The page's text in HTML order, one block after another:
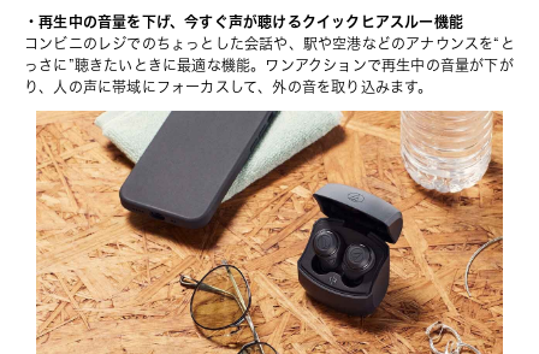
・再生中の音量を下げ、今すぐ声が聴けるクイックヒアスルー機能
コンビニのレジでのちょっとした会話や、駅や空港などのアナウンスを“と
っさに”聴きたいときに最適な機能。ワンアクションで再生中の音量が下が
り、人の声に帯域にフォーカスして、外の音を取り込みます。